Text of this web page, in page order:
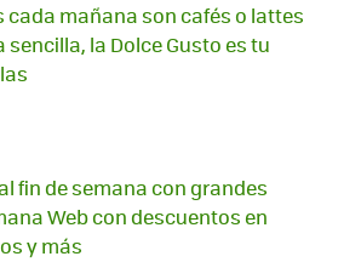
cada mañana son cafés o lattes
la Dolce Gusto es tu
fin de semana con grandes
Web con descuentos en
y más